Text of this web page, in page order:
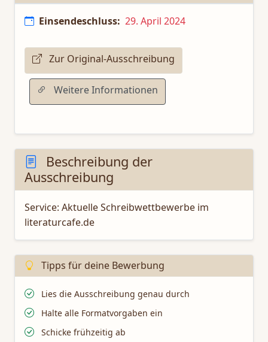
Einsendeschluss: 29. April 2024
Zur Original-Ausschreibung
Weitere Informationen
Beschreibung der
Ausschreibung
Service: Aktuelle Schreibwettbewerbe im
literaturcafe.de
Tipps für deine Bewerbung
Lies die Ausschreibung genau durch
Halte alle Formatvorgaben ein
Schicke frühzeitig ab